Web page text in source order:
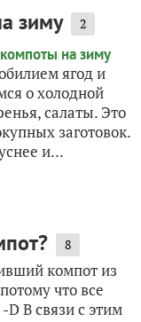
зиму 2
ягод и
о холодной
салаты. Это
заготовок.
и...
8
компот из
что все
В связи с этим